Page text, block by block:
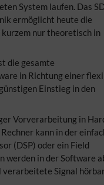
System laufen. Das
ermöglicht heute die
nur theoretisch in
die gesamte
in Richtung einer
Einstieg in den
Vorverarbeitung in
kann in der
(DSP) oder ein Field
in der Software
Signal